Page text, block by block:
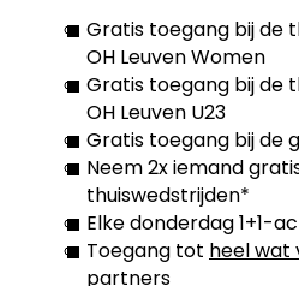
Gratis toegang bij de
OH Leuven Women
Gratis toegang bij de
OH Leuven U23
Gratis toegang bij de
Neem 2x iemand
thuiswedstrijden*
Elke donderdag 1+1-
Toegang tot heel wat
partners